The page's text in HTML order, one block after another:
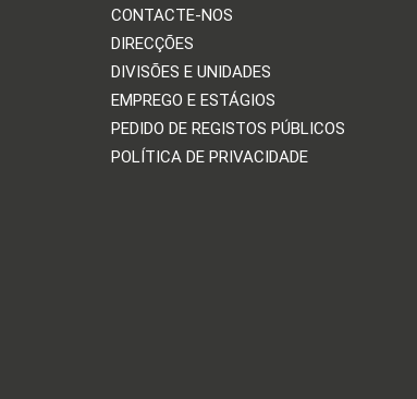
CONTACTE-NOS
DIRECÇÕES
DIVISÕES E UNIDADES
EMPREGO E ESTÁGIOS
PEDIDO DE REGISTOS PÚBLICOS
POLÍTICA DE PRIVACIDADE